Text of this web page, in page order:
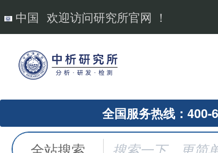
中国 欢迎访问研究所官网 ！
全国服务热线：400-
全站搜索